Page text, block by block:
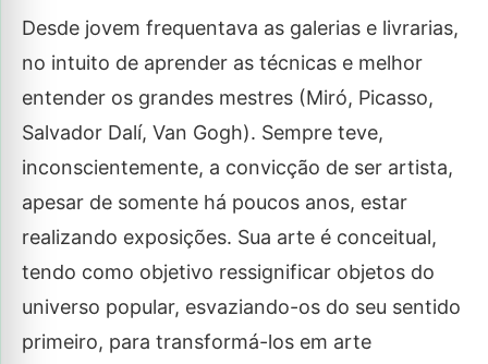
Desde jovem frequentava as galerias e livrarias,
no intuito de aprender as técnicas e melhor
entender os grandes mestres (Miró, Picasso,
Salvador Dalí, Van Gogh). Sempre teve,
inconscientemente, a convicção de ser artista,
apesar de somente há poucos anos, estar
realizando exposições. Sua arte é conceitual,
tendo como objetivo ressignificar objetos do
universo popular, esvaziando-os do seu sentido
primeiro, para transformá-los em arte